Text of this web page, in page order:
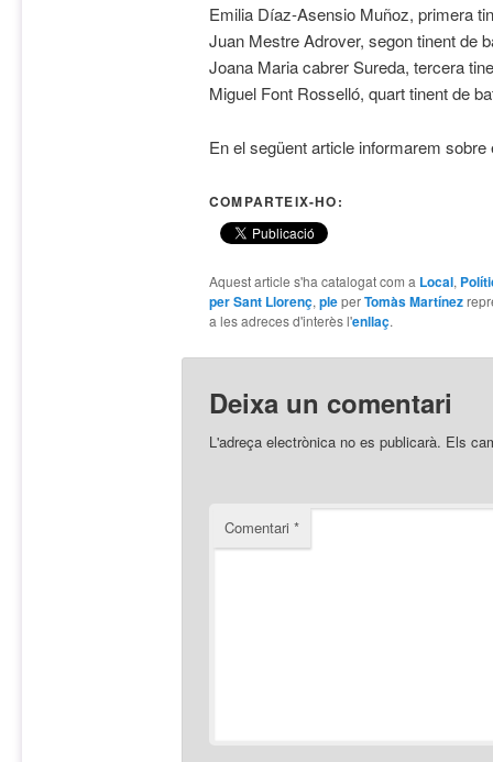
Emilia Díaz-Asensio Muñoz, primera
Juan Mestre Adrover, segon tinent de
Joana Maria cabrer Sureda, tercera
Miguel Font Rosselló, quart tinent de
En el següent article informarem
COMPARTEIX-HO:
Aquest article s'ha catalogat com a Local,
per Sant Llorenç, pleperTomàs Martínez
a les adreces d'interès l'enllaç.
Deixa un comentari
L'adreça electrònica no es publicarà. Els
Comentari *